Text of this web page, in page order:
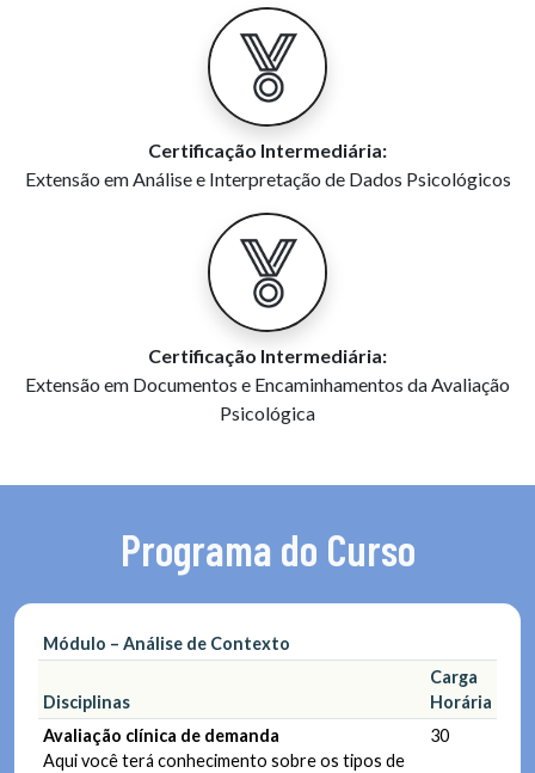
Certificação Intermediária:
Extensão em Análise e Interpretação de Dados Psicológicos
Certificação Intermediária:
Extensão em Documentos e Encaminhamentos da Avaliação
Psicológica
Programa do Curso
Módulo – Análise de Contexto
Disciplinas
Carga
Horária
Avaliação clínica de demanda
Aqui você terá conhecimento sobre os tipos de
30